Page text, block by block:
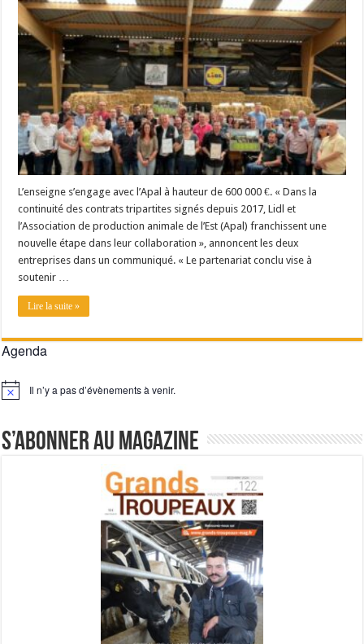
Un été fructueux pour Lactalis
L’enseigne s’engage avec l’Apal à hauteur de 600 000 €. « Dans la
continuité des contrats tripartites signés depuis 2017, Lidl et
l’Association de production animale de l’Est (Apal) franchissent une
nouvelle étape dans leur collaboration », annoncent les deux
entreprises dans un communiqué. « Le partenariat conclu vise à
soutenir …
Lire la suite »
Agenda
Notice Il n’y a pas d’évènements à venir.
S’abonner au magazine